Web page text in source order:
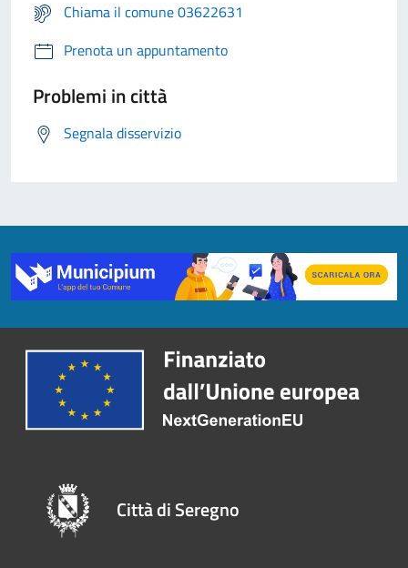
Chiama il comune 03622631
Prenota un appuntamento
Problemi in città
Segnala disservizio
Città di Seregno